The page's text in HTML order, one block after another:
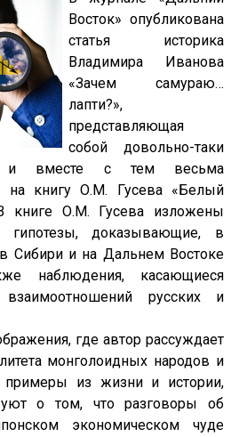
Восток» опубликована
статья историка
Владимира Иванова
«Зачем самураю…
лапти?»,
представляющая
собой довольно-таки
и вместе с тем весьма
на книгу О.М. Гусева «Белый
книге О.М. Гусева изложены
доказывающие, в
в Сибири и на Дальнем Востоке
наблюдения, касающиеся
русских и
где автор рассуждает
монголоидных народов и
примеры из жизни и истории,
о том, что разговоры об
экономическом чуде